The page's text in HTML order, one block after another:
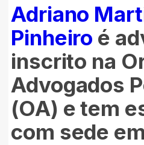
Adriano
Pinheiro é
inscrito na
Advogados
(OA) e tem
com sede